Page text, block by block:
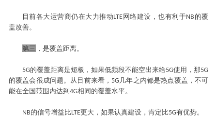
目前各大运营商仍在大力推动LTE 网络建设，也有利于NB 的覆
盖改善。
第三 ，是覆盖距离。
5G的覆盖距离是短板，如果低频段不能空出来给5G使用，那5G
的覆盖会很成问题。从目前来看， 5G 几年之内都是热点覆盖，不可
能在全国范围内达到 4G相同的覆盖水平。
NB的信号增益比LTE更大，如果认真建设，肯定比5G有优势。